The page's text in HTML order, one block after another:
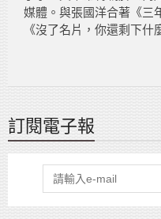
媒體。與張國洋合著《三
《沒了名片，你還剩下什
訂閱電子報